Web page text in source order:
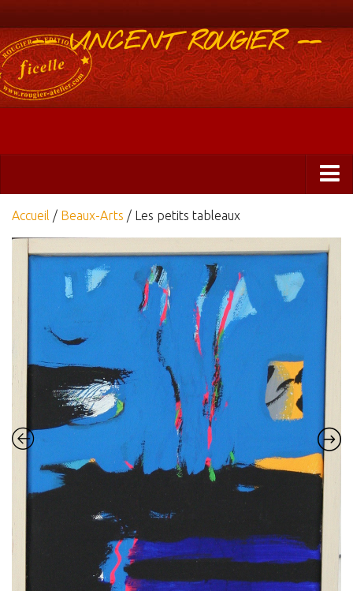
-- VINCENT ROUGIER --
Boutique
Abonnements 2025
Éditions
ficelle&PlisUrgents
Plis urgents
Ficelle Partagée
Livres d’artiste
Ficelle noire
Auteurs
Beaux-Arts
Les froissés, les plissés
Accueil / Beaux-Arts / Les petits tableaux